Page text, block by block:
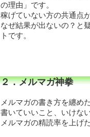
の理由」です。
稼げていない方の共通点
なぜ結果が出ないの？と
トです。
２．メルマガ神拳
メルマガの書き方を纏め
書いていいこと、いけな
メルマガの精読率を上げ